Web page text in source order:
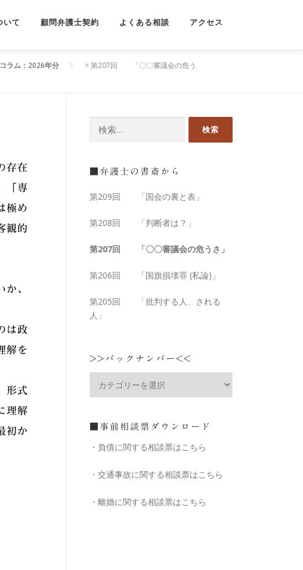
いて 顧問弁護士契約 よくある相談 アクセス
ラム：2026年分 >第207回 「〇〇審議会の危う
存在
「専
極め
観的
、
は政
解を
形式
理解
初か
■弁護士の書斎から
第209回 「国会の裏と表」
第208回 「判断者は？」
第207回 「〇〇審議会の危うさ」
第206回 「国旗損壊罪 (私論)」
第205回 「批判する人、される
人」
>>バックナンバー<<
■事前相談票ダウンロード
・負債に関する相談票はこちら
・交通事故に関する相談票はこちら
・離婚に関する相談票はこちら